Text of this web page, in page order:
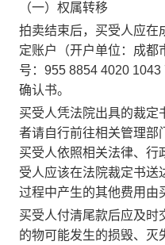
（一）权属转移
拍卖结束后， 买受人应在
定账户
（开户单位： 成都
号 ： 955 8854 4020 1043
确认书。
买受人凭法院出具的裁定
者请自行前往相关管理部
买受人依照相关法律、行
受人应该在法院裁定书送
过程中产生的其他费用由
买受人付清尾款后应及时
的物可能发生的损毁、灭